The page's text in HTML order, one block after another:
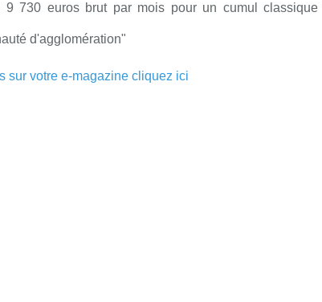
9 730 euros brut par mois pour un cumul classique
d'agglomération"
sur votre e-magazine cliquez ici